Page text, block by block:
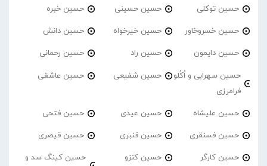
حسین توکلی حسین حسینی حسین خبره
حسین خسروخاور حسین خیرخواه حسین دانش
حسین دایمون حسین راد حسین رحمانی
حسین سهرابی و اُکُلو
فرامرزی
حسین شفیعی حسین عاشقی
حسین علیشاه حسین عیدی حسین فتحی
حسین فسنقری حسین قنبری حسین قیصری
حسین کارگر حسین کنزو
حسین کینگ سد و